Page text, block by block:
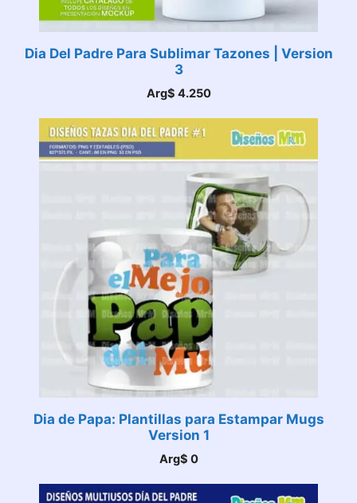
Dia Del Padre Para Sublimar Tazones | Version
3
Arg$ 4.250
Dia de Papa: Plantillas para Estampar Mugs
Version 1
Arg$ 0